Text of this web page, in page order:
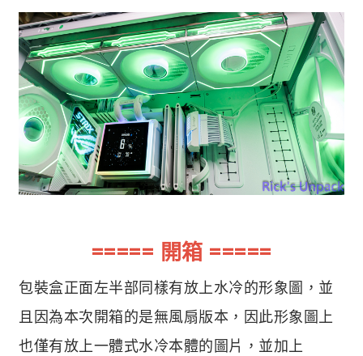
===== 開箱 =====
包裝盒正面左半部同樣有放上水冷的形象圖，並
且因為本次開箱的是無風扇版本，因此形象圖上
也僅有放上一體式水冷本體的圖片，並加上